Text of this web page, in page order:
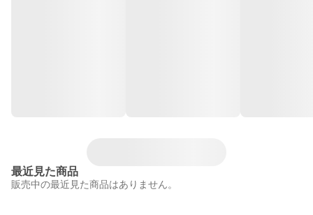
最近見た商品
販売中の最近見た商品はありません。